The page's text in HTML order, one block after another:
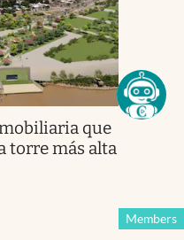
que
torre más alta
Members